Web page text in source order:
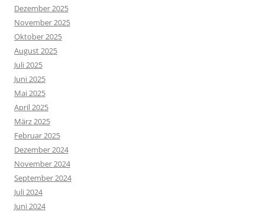
Dezember 2025
November 2025
Oktober 2025
August 2025
Juli 2025
Juni 2025
Mai 2025
April 2025
März 2025
Februar 2025
Dezember 2024
November 2024
September 2024
Juli 2024
Juni 2024